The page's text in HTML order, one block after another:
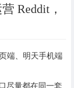
Reddit，
端、明天手机端
尽量都在同一套